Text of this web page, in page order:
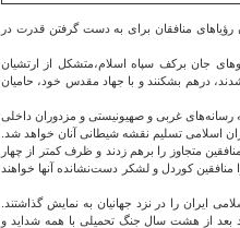
منافقان برای به دست گرفتن قدرت در
جان برکف سپاه اسلام،متشکل از ارتشیان
درهم بشکنند و با جهاد مقدس خود، حامیان
رسانه‌های غربی و صهیونیستی و مزدوران داخلی
ایران حمله‌ور شدند. این منافقین سیاه دل،به خیال واهی خویش و یک تصور واهی و خیال پردازانه گمان می‌کردند که ظرف 48 ساعت ایران اسلامی تسلیم نقشه شیطانی آنان خواهد شد.
متجاوز را برهم زدند و ظرف کمتر از چهار
کوردل و لشکر دست‌نشانده آنها خواهند
ایران را در نزد جهانیان به نمایش گذاشتند.
بعد از هشت سال جنگ تحمیلی با همه شداید و